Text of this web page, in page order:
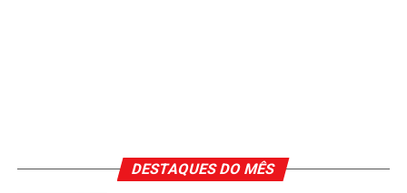
DESTAQUES DO MÊS